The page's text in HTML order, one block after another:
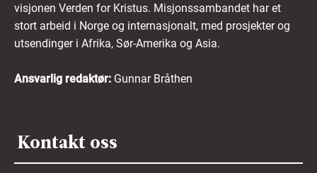
visjonen Verden for Kristus. Misjonssambandet har et
stort arbeid i Norge og internasjonalt, med prosjekter og
utsendinger i Afrika, Sør-Amerika og Asia.
Ansvarlig redaktør: Gunnar Bråthen
Kontakt oss